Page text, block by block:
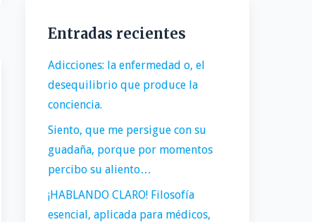
Entradas recientes
Adicciones: la enfermedad o, el
desequilibrio que produce la
conciencia.
Siento, que me persigue con su
guadaña, porque por momentos
percibo su aliento…
¡HABLANDO CLARO! Filosofía
esencial, aplicada para médicos,